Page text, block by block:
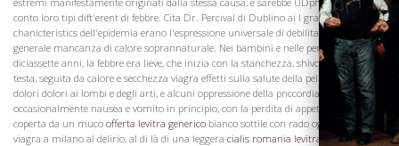
conto loro tipi dift'erent di febbre. Cita Dr. Percival di Dublino ai I grandi
chanicteristics dell'epidemia erano l'espressione universale di debilitazione, e la
generale mancanza di calore soprannaturale. Nei bambini e nelle persone sotto i
diciassette anni, la febbre era lieve, che inizia con la stanchezza, shivcrings, e mal di
testa, seguita da calore e secchezza viagra effetti sulla salute della pelle, la sete,
dolori dolori ai lombi e degli arti, e alcuni oppressione della pnccordia
occasionalmente nausea e vomito in principio, con la perdita di appetito, e la lingua
coperta da un muco offerta levitra generico bianco sottile con rado ogni tendenza
viagra a milano al delirio, al di là di una leggera cialis romania levitra viagra